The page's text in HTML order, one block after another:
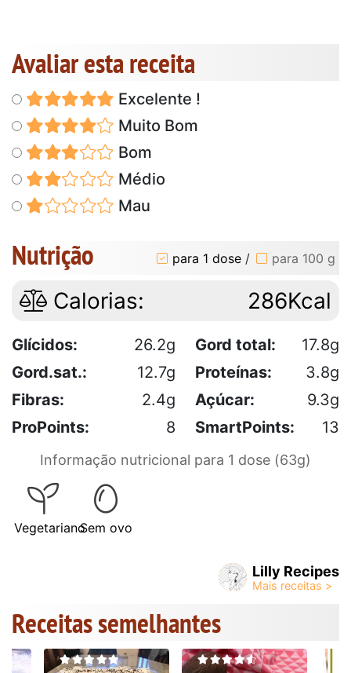
Avaliar esta receita
Excelente !
Muito Bom
Bom
Médio
Mau
Nutrição para 1 dose / para 100 g
Calorias: 286Kcal
Glícidos: 26.2g Gord total:
17.8g
Gord.sat.:
12.7g Proteínas:
3.8g
Fibras:
2.4g Açúcar:
9.3g
ProPoints:
8 SmartPoints: 13
Informação nutricional para 1 dose (63g)
VegetarianoSem ovo
Lilly Recipes
Receitas semelhantes